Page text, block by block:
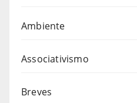
Ambiente
Associativismo
Breves